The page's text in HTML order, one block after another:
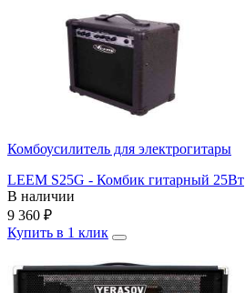
Комбоусилитель для электрогитары
LEEM S25G - Комбик гитарный 25Вт
В наличии
9 360 ₽
Купить в 1 клик